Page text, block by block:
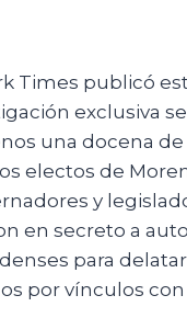
Times publicó
exclusiva
una docena de
electos de
y
en secreto a
para
por vínculos